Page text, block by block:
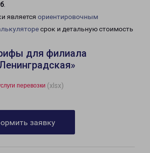
.
является ориентировочным
срок и детальную стоимость
для филиала
перевозки (xlsx)
заявку